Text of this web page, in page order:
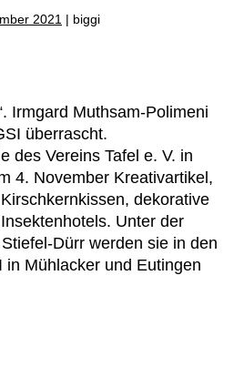
2021 | biggi
Irmgard Muthsam-Polimeni
überrascht.
des Vereins Tafel e. V. in
4. November Kreativartikel,
dekorative
Unter der
Dürr werden sie in den
in Mühlacker und Eutingen